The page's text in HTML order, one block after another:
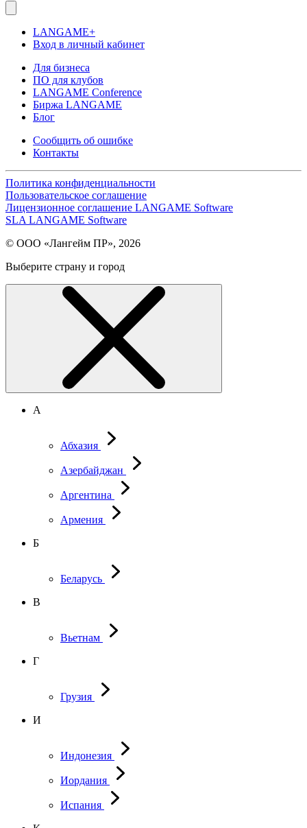
LANGAME+
Вход в личный кабинет
Для бизнеса
ПО для клубов
LANGAME Conference
Биржа LANGAME
Блог
Сообщить об ошибке
Контакты
Политика конфиденциальности
Пользовательское соглашение
Лицензионное соглашение LANGAME Software
SLA LANGAME Software
© ООО «Лангейм ПР», 2026
Выберите страну и город
А
Абхазия
Азербайджан
Аргентина
Армения
Б
Беларусь
В
Вьетнам
Г
Грузия
И
Индонезия
Иордания
Испания